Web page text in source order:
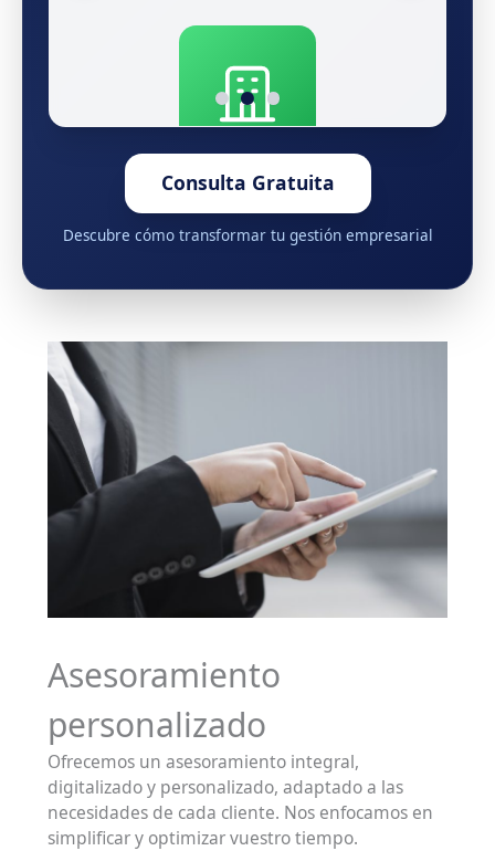
al
contenido
Consulta Gratuita
Descubre cómo transformar tu gestión empresarial
Asesoramiento
personalizado
Ofrecemos un asesoramiento integral,
digitalizado y personalizado, adaptado a las
necesidades de cada cliente. Nos enfocamos en
simplificar y optimizar vuestro tiempo.